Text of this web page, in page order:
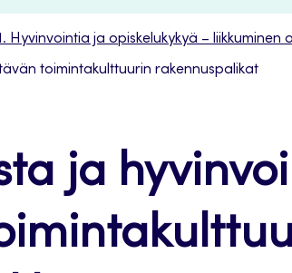
Hyvinvointia ja opiskelukykyä –
toimintakulttuurin rakennuspalikat
ja